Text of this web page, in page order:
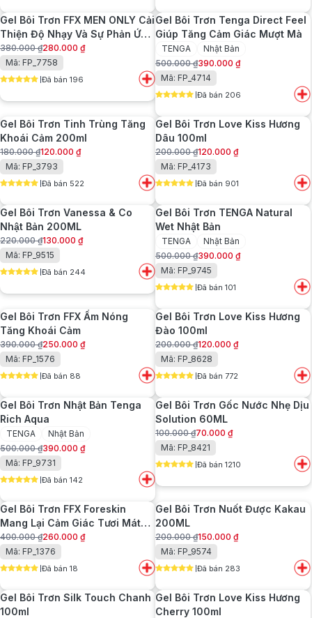
420.000 ₫.
là:
250.000 ₫.
220.000 ₫.
là:
150.000 ₫.
Gel Bôi Trơn FFX MEN ONLY Cải
Thiện Độ Nhạy Và Sự Phản Ứng
Tự Nhiên
380.000₫
Giá
gốc
là:
380.000 ₫.
280.000 ₫
Giá
hiện
tại
là:
Mã: FP_7758
Đã bán 196
Gel Bôi Trơn Tenga Direct Feel
Giúp Tăng Cảm Giác Mượt Mà
TENGA
Nhật Bản
500.000₫
Giá
gốc
là:
500.000 ₫.
390.000 ₫
Giá
hiện
tại
là:
390.000 ₫.
Mã: FP_4714
Đã bán 206
Gel Bôi Trơn Tinh Trùng Tăng
Khoái Cảm 200ml
180.000₫
Giá
gốc
là:
180.000 ₫.
120.000 ₫
Giá
hiện
tại
là:
120.000 ₫.
Mã: FP_3793
Đã bán 522
Gel Bôi Trơn Love Kiss Hương
Dâu 100ml
200.000₫
Giá
gốc
là:
200.000 ₫.
120.000 ₫
Giá
hiện
tại
là:
120.000 ₫.
Mã: FP_4173
Đã bán 901
Gel Bôi Trơn Vanessa & Co
Nhật Bản 200ML
220.000₫
Giá
gốc
là:
220.000 ₫.
130.000 ₫
Giá
hiện
tại
là:
Mã: FP_9515
Đã bán 244
Gel Bôi Trơn TENGA Natural
Wet Nhật Bản
TENGA
Nhật Bản
500.000₫
Giá
gốc
là:
500.000 ₫.
390.000 ₫
Giá
hiện
tại
là:
390.000 ₫.
Mã: FP_9745
Đã bán 101
Gel Bôi Trơn FFX Ấm Nóng
Tăng Khoái Cảm
390.000₫
Giá
gốc
là:
390.000 ₫.
250.000 ₫
Giá
hiện
tại
là:
250.000 ₫.
Mã: FP_1576
Đã bán 88
Gel Bôi Trơn Love Kiss Hương
Đào 100ml
200.000₫
Giá
gốc
là:
200.000 ₫.
120.000 ₫
Giá
hiện
tại
là:
120.000 ₫.
Mã: FP_8628
Đã bán 772
Gel Bôi Trơn Nhật Bản Tenga
Rich Aqua
TENGA
Nhật Bản
500.000₫
Giá
gốc
là:
500.000 ₫.
390.000 ₫
Giá
hiện
tại
là:
390.000 ₫.
Mã: FP_9731
Đã bán 142
Gel Bôi Trơn Gốc Nước Nhẹ Dịu
Solution 60ML
100.000₫
Giá
gốc
là:
100.000 ₫.
70.000 ₫
Giá
hiện
tại
là:
70.000 ₫.
Mã: FP_8421
Đã bán 1210
Gel Bôi Trơn FFX Foreskin
Mang Lại Cảm Giác Tươi Mát
Sảng Khoái
400.000₫
Giá
gốc
là:
400.000 ₫.
260.000 ₫
Giá
hiện
tại
là:
260.000 ₫.
Mã: FP_1376
Đã bán 18
Gel Bôi Trơn Nuốt Được Kakau
200ML
200.000₫
Giá
gốc
là:
200.000 ₫.
150.000 ₫
Giá
hiện
tại
là:
150.000 ₫.
Mã: FP_9574
Đã bán 283
Gel Bôi Trơn Silk Touch Chanh
100ml
Gel Bôi Trơn Love Kiss Hương
Cherry 100ml